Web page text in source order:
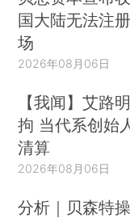
国大陆无法注
场
2026年08月06日
【我闻】艾路
拘 当代系创始
清算
2026年08月06日
分析｜贝森特